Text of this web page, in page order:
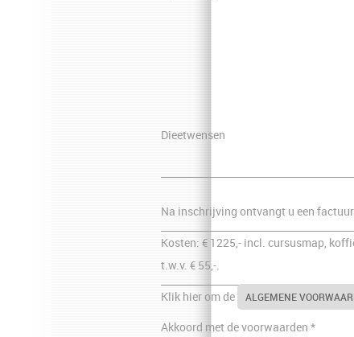
Dieetwensen
Na inschrijving ontvangt u een
Kosten: € 1225,- incl. cursusmap,
t.w.v. € 55,-.
Klik hier om de ALGEMENE
Akkoord met de voorwaarden *